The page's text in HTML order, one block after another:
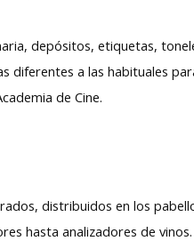
depósitos, etiquetas,
diferentes a las habituales
de Cine.
distribuidos en los
hasta analizadores de vinos.